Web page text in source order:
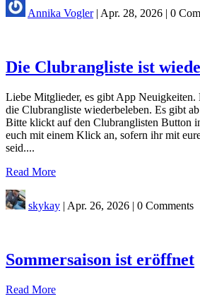
Annika Vogler| Apr. 28, 2026 | 0
Die Clubrangliste ist
Liebe Mitglieder, es gibt App Neuigkeiten.
die Clubrangliste wiederbeleben. Es gibt
Bitte klickt auf den Clubranglisten Button
euch mit einem Klick an, sofern ihr mit
seid....
Read More
skykay | Apr. 26, 2026 | 0 Comments
Sommersaison ist eröffnet
Read More